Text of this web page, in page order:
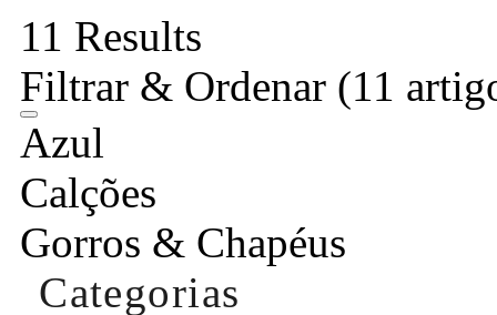
11 Results
Filtrar & Ordenar (11
Azul
Calções
Gorros & Chapéus
Categorias